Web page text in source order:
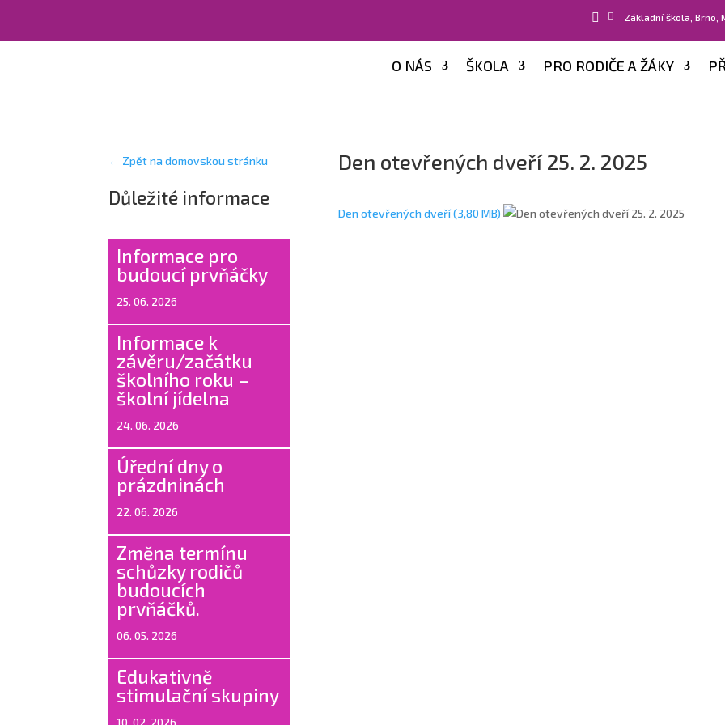
  Základní škola, Brno,
O NÁS ŠKOLA PRO RODIČE A ŽÁKY
← Zpět na domovskou stránku
Důležité informace
Informace pro
budoucí prvňáčky
25. 06. 2026
Informace k
závěru/začátku
školního roku –
školní jídelna
24. 06. 2026
Úřední dny o
prázdninách
22. 06. 2026
Změna termínu
schůzky rodičů
budoucích
prvňáčků.
06. 05. 2026
Edukativně
stimulační skupiny
Den otevřených dveří 25. 2. 2025
Den otevřených dveří